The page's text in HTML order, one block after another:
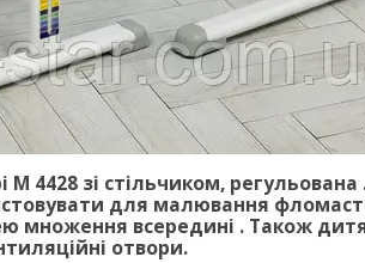
М 4428 зі стільчиком,
для малювання
множення всередині . Також
отвори.